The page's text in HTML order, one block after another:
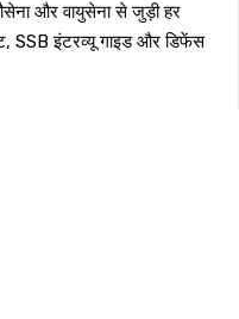
और वायुसेना से जुड़ी हर
SSB इंटरव्यू गाइड और डिफेंस